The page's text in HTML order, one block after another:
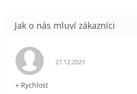
Hodnocení obchodu je 5
27.12.2021
+ Rychlost